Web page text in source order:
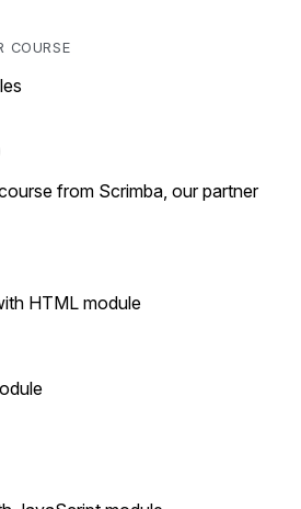
COURSE
from Scrimba, our partner
HTML module